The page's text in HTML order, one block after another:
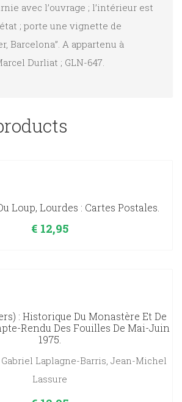
avec l’ouvrage ; l’intérieur est
; porte une vignette de
Barcelona”. A appartenu à
Durliat ; GLN-647.
Loup, Lourdes : Cartes Postales.
€ 12,95
: Historique Du Monastère Et De
Rendu Des Fouilles De Mai-Juin
1975.
Laplagne-Barris, Jean-Michel
Lassure